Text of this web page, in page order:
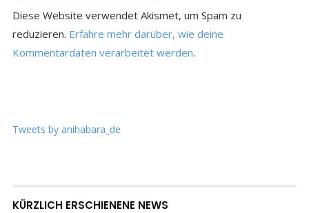
Diese Website verwendet Akismet, um Spam zu
reduzieren. Erfahre mehr darüber, wie deine
Kommentardaten verarbeitet werden.
Tweets by anihabara_de
KÜRZLICH ERSCHIENENE NEWS